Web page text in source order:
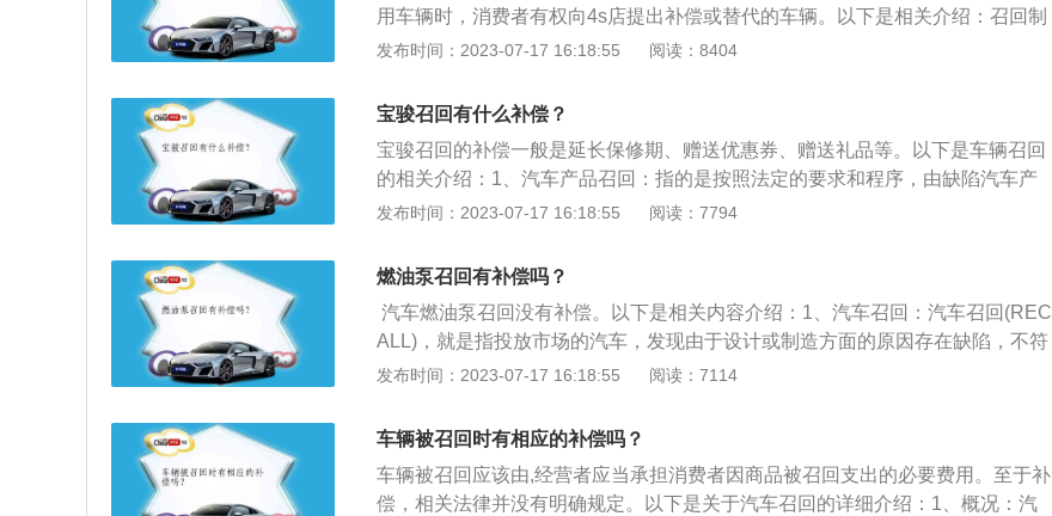
用车辆时，消费者有权向4s店提出补偿或替代的车辆。以下是相关介绍：召回制
度：汽车召回制度，就是投放市场的汽车，发现由于设计或制造方面的原因存在
家有关部门报告该产品存在问题、造成问题的原因、改善措施等，提出召回申
请，经批准后对在用车辆进行改造，以消除事故隐患。奥迪召回的原因：这次奥
迪召回车辆主要解决的是部分启动发电机的逆变器内部可能会存在细小的注塑气
孔，当有湿气在气孔聚集可能导致逆变器内部电子元件发生电解短路，进而可能
导致启动发电机内部局部积热，极端情况下不排除引发车辆起火的可能性，存在
发布时间：2023-07-17 16:18:55 阅读：8404
宝骏召回有什么补偿？
宝骏召回的补偿一般是延长保修期、赠送优惠券、赠送礼品等。以下是车辆召回
的相关介绍：1、汽车产品召回：指的是按照法定的要求和程序，由缺陷汽车产
品制造商进行的消除其产品缺陷的过程。包括制造商以有效方式通知销售商、修
商组织销售商、修理商等通过修理、更换、退货等具体措施消除其汽车产品缺
陷。2、适用于召回制度的产品应该具有以下特点：一是大规模生产并应用广
泛；二是如果该产品造成了缺陷，其应该具有相当的危险性。3、根据规定：消
费者或车主发现汽车可能存在缺陷有权向主管部门、有关制造商、销售商、租赁
商或者进口商投诉，或反映汽车产品存在的缺陷，并可向主管部门提出开展缺陷
回。
发布时间：2023-07-17 16:18:55 阅读：7794
燃油泵召回有补偿吗？
汽车燃油泵召回没有补偿。以下是相关内容介绍：1、汽车召回：汽车召回(REC
ALL)，就是指投放市场的汽车，发现由于设计或制造方面的原因存在缺陷，不符
合有关的法规、标准，有可能导致安全及环保问题，厂家必须及时向国家有关部
后对在用车辆进行改造，以消除事故隐患。2、相关规定：《缺陷汽车产品召回
管理条例》中没有规定在召回时需进行补。如果因为车辆缺陷实际造成的人身伤
害或财产损失，消费者可以依据侵权责任法、合同法等法律法规要求补偿。
发布时间：2023-07-17 16:18:55 阅读：7114
车辆被召回时有相应的补偿吗？
车辆被召回应该由,经营者应当承担消费者因商品被召回支出的必要费用。至于补
偿，相关法律并没有明确规定。以下是关于汽车召回的详细介绍：1、概况：汽